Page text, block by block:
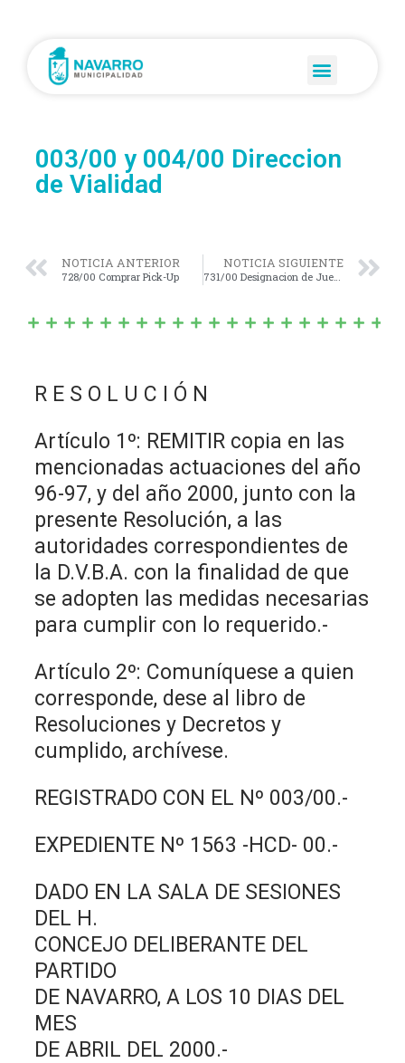
003/00 y 004/00 Direccion
de Vialidad
NOTICIA ANTERIOR
728/00 Comprar Pick-Up
NOTICIA SIGUIENTE
731/00 Designacion de Juez de Faltas
R E S O L U C I Ó N
Artículo 1º: REMITIR copia en las
mencionadas actuaciones del año
96-97, y del año 2000, junto con la
presente Resolución, a las
autoridades correspondientes de
la D.V.B.A. con la finalidad de que
se adopten las medidas necesarias
para cumplir con lo requerido.-
Artículo 2º: Comuníquese a quien
corresponde, dese al libro de
Resoluciones y Decretos y
cumplido, archívese.
REGISTRADO CON EL Nº 003/00.-
EXPEDIENTE Nº 1563 -HCD- 00.-
DADO EN LA SALA DE SESIONES
DEL H.
CONCEJO DELIBERANTE DEL
PARTIDO
DE NAVARRO, A LOS 10 DIAS DEL
MES
DE ABRIL DEL 2000.-